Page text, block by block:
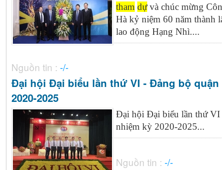
tham dựvà chúc mừng
Hà kỷ niệm 60 năm thành
lao động Hạng Nhì....
Nguồn tin : -/-
Đại hội Đại biểu lần thứ VI - Đảng bộ quận
2020-2025
Đại hội Đại biểu lần thứ VI
nhiệm kỳ 2020-2025...
Nguồn tin : -/-